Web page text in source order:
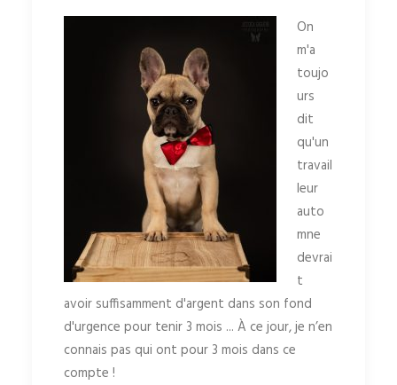
On
m'a
toujo
urs
dit
qu'un
travail
leur
auto
mne
devrai
t
avoir suffisamment d'argent dans son fond
d'urgence pour tenir 3 mois ... À ce jour, je n’en
connais pas qui ont pour 3 mois dans ce
compte !